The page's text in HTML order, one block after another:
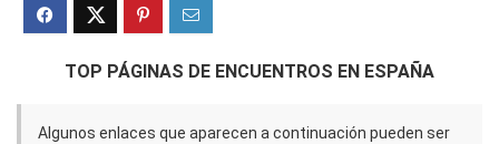
TOP PÁGINAS DE ENCUENTROS EN ESPAÑA
Algunos enlaces que aparecen a continuación pueden ser